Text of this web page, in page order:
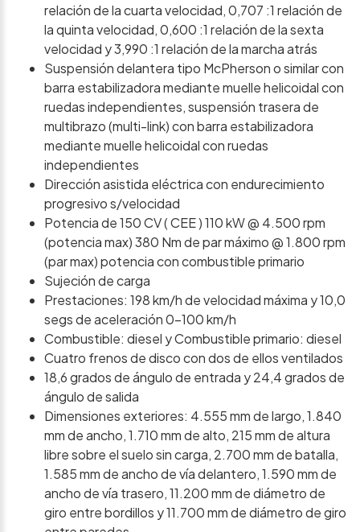
relación de la cuarta velocidad, 0,707 :1 relación de
la quinta velocidad, 0,600 :1 relación de la sexta
velocidad y 3,990 :1 relación de la marcha atrás
Suspensión delantera tipo McPherson o similar con
barra estabilizadora mediante muelle helicoidal con
ruedas independientes, suspensión trasera de
multibrazo (multi-link) con barra estabilizadora
mediante muelle helicoidal con ruedas
independientes
Dirección asistida eléctrica con endurecimiento
progresivo s/velocidad
Potencia de 150 CV ( CEE ) 110 kW @ 4.500 rpm
(potencia max) 380 Nm de par máximo @ 1.800 rpm
(par max) potencia con combustible primario
Sujeción de carga
Prestaciones: 198 km/h de velocidad máxima y 10,0
segs de aceleración 0-100 km/h
Combustible: diesel y Combustible primario: diesel
Cuatro frenos de disco con dos de ellos ventilados
18,6 grados de ángulo de entrada y 24,4 grados de
ángulo de salida
Dimensiones exteriores: 4.555 mm de largo, 1.840
mm de ancho, 1.710 mm de alto, 215 mm de altura
libre sobre el suelo sin carga, 2.700 mm de batalla,
1.585 mm de ancho de vía delantero, 1.590 mm de
ancho de vía trasero, 11.200 mm de diámetro de
giro entre bordillos y 11.700 mm de diámetro de giro